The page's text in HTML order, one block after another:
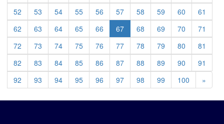
52
53 54 55 56 57 58 59 60
61
62
63 64 65 66 67 68 69 70
71
72
73 74 75 76 77 78 79 80
81
82
83 84 85 86 87 88 89 90
91
92
93 94 95 96 97 98 99 100 »